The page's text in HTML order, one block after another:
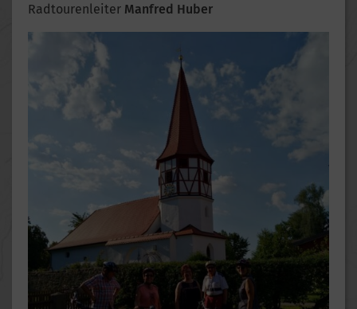
Radtourenleiter Manfred Huber